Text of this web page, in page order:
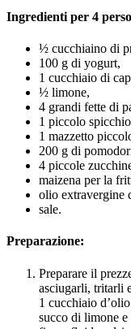
Ingredienti per 4
½ cucchiaino di
100 g di yogurt,
1 cucchiaio di
½ limone,
4 grandi fette di
1 piccolo
1 mazzetto
200 g di
4 piccole
maizena per la
olio extravergine
sale.
Preparazione:
Preparare il
asciugarli, tritarli
1 cucchiaio
succo di limone